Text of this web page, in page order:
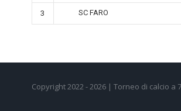
3 SC FARO
Copyright 2022 -2026 | Torneo di calcio a